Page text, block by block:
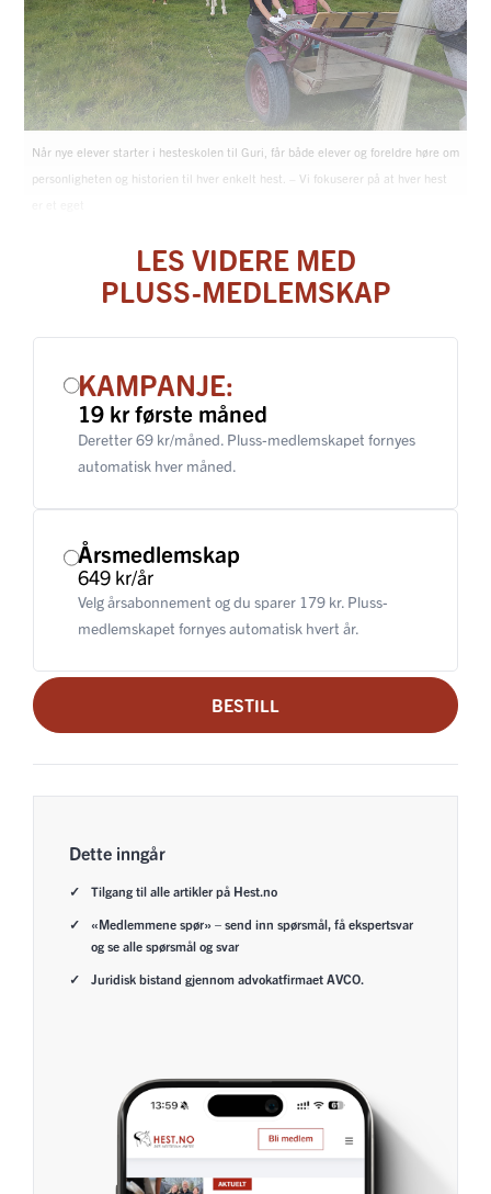
Når nye elever starter i hesteskolen til Guri, får både elever og foreldre høre om
personligheten og historien til hver enkelt hest. – Vi fokuserer på at hver hest
LES VIDERE MED
PLUSS-MEDLEMSKAP
KAMPANJE:
19 kr første måned
Deretter 69 kr/måned. Pluss-medlemskapet fornyes
automatisk hver måned.
Årsmedlemskap
649 kr/år
Velg årsabonnement og du sparer 179 kr. Pluss-
medlemskapet fornyes automatisk hvert år.
BESTILL
Dette inngår
Tilgang til alle artikler på Hest.no
«Medlemmene spør» – send inn spørsmål, få ekspertsvar
og se alle spørsmål og svar
Juridisk bistand gjennom advokatfirmaet AVCO.